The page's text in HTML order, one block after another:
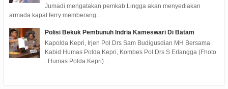
Jumadi mengatakan pemkab Lingga akan menyediakan
armada kapal ferry memberang...
Polisi Bekuk Pembunuh Indria Kameswari Di Batam
Kapolda Kepri, Irjen Pol Drs Sam Budigusdian MH Bersama
Kabid Humas Polda Kepri, Kombes Pol Drs S Erlangga (Fhoto
: Humas Polda Kepri) ...